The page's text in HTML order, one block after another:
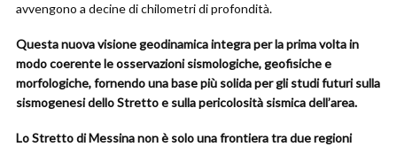
avvengono a decine di chilometri di profondità.
Questa nuova visione geodinamica integra per la prima volta in
modo coerente le osservazioni sismologiche, geofisiche e
morfologiche, fornendo una base più solida per gli studi futuri sulla
sismogenesi dello Stretto e sulla pericolosità sismica dell’area.
Lo Stretto di Messina non è solo una frontiera tra due regioni